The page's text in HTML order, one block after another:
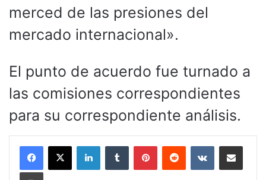
merced de las presiones del
mercado internacional».
El punto de acuerdo fue turnado a
las comisiones correspondientes
para su correspondiente análisis.
LinkedInTumblr PinterestReddit VKontakteCompartir por
Imprimir